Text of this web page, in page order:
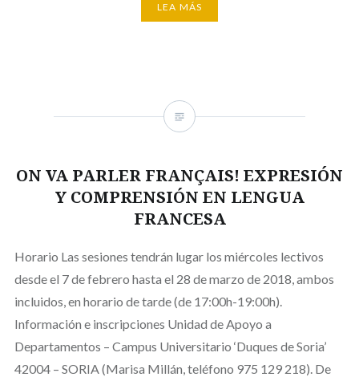
LEA MÁS
ON VA PARLER FRANÇAIS! EXPRESIÓN
Y COMPRENSIÓN EN LENGUA
FRANCESA
Horario Las sesiones tendrán lugar los miércoles lectivos
desde el 7 de febrero hasta el 28 de marzo de 2018, ambos
incluidos, en horario de tarde (de 17:00h-19:00h).
Información e inscripciones Unidad de Apoyo a
Departamentos – Campus Universitario ‘Duques de Soria’
42004 – SORIA (Marisa Millán, teléfono 975 129 218). De